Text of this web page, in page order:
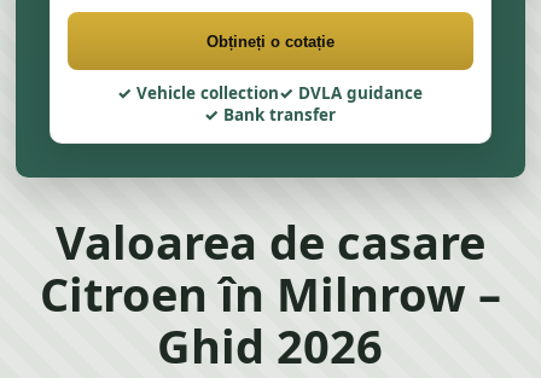
Obțineți o cotație
Vehicle collection
DVLA guidance
Bank transfer
Valoarea de casare
Citroen în Milnrow –
Ghid 2026